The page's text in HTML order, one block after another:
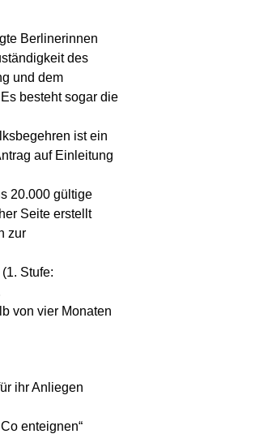
Berlinerinnen
des
und dem
besteht sogar die
ist ein
auf Einleitung
20.000 gültige
Seite erstellt
zur
Stufe:
von vier Monaten
ihr Anliegen
enteignen“